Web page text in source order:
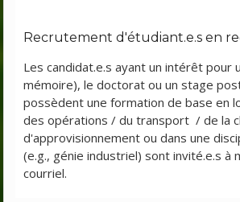
Recrutement d'étudiant.e.s en
Les candidat.e.s ayant un intérêt pour
mémoire), le doctorat ou un stage
possèdent une formation de base en
des opérations / du transport / de la
d'approvisionnement ou dans une
(e.g., génie industriel) sont invité.e.s à
courriel.